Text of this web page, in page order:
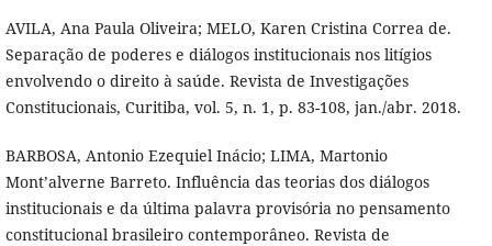
AVILA, Ana Paula Oliveira; MELO, Karen Cristina Correa de.
Separação de poderes e diálogos institucionais nos litígios
envolvendo o direito à saúde. Revista de Investigações
Constitucionais, Curitiba, vol. 5, n. 1, p. 83-108, jan./abr. 2018.
BARBOSA, Antonio Ezequiel Inácio; LIMA, Martonio
Mont’alverne Barreto. Influência das teorias dos diálogos
institucionais e da última palavra provisória no pensamento
constitucional brasileiro contemporâneo. Revista de